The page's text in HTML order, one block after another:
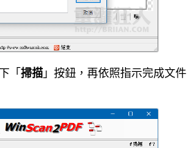
「 掃描 」按鈕，再依照指示完成文件